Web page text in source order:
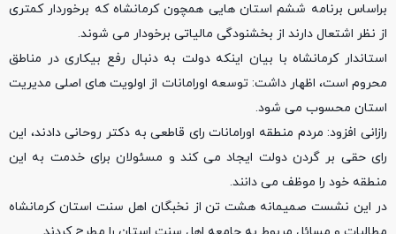
براساس برنامه ششم استان هایی همچون کرمانشاه که برخوردار کمتری
از نظر اشتعال دارند از بخشنودگی مالیاتی برخودار می شوند.
استاندار کرمانشاه با بیان اینکه دولت به دنبال رفع بیکاری در مناطق
محروم است، اظهار داشت: توسعه اورامانات از اولویت های اصلی مدیریت
استان محسوب می شود.
رازانی افزود: مردم منطقه اورامانات رای قاطعی به دکتر روحانی دادند، این
رای حقی بر گردن دولت ایجاد می کند و مسئولان برای خدمت به این
منطقه خود را موظف می دانند.
در این نشست صمیمانه‌ هشت تن از نخبگان اهل سنت استان کرمانشاه